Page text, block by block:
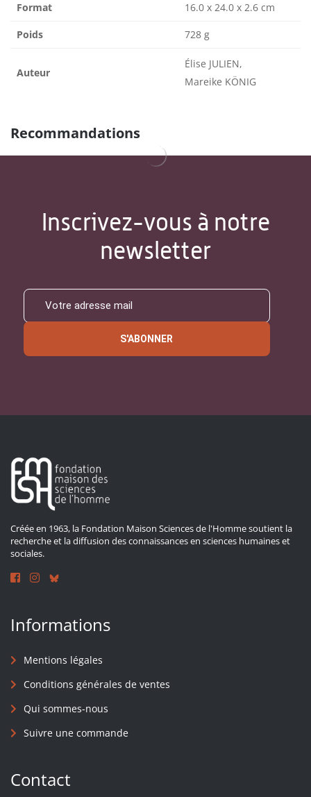
Format 16.0 x 24.0 x 2.6 cm
Poids 728 g
Auteur
Élise JULIEN,
Mareike KÖNIG
Recommandations
Inscrivez-vous à notre
newsletter
S'ABONNER
Créée en 1963, la Fondation Maison Sciences de l'Homme soutient la
recherche et la diffusion des connaissances en sciences humaines et
sociales.
Informations
Mentions légales
Conditions générales de ventes
Qui sommes-nous
Suivre une commande
Contact